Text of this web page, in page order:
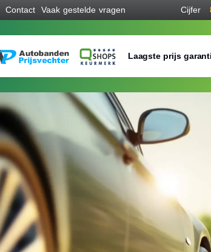
Contact Vaak gestelde vragen Cijfer
Laagste prijs